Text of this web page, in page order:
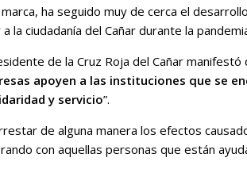
ha seguido muy de cerca el
la ciudadanía del Cañar durante la
de la Cruz Roja del Cañar manifestó
apoyen a las instituciones que se
y servicio”.
de alguna manera los efectos
con aquellas personas que están